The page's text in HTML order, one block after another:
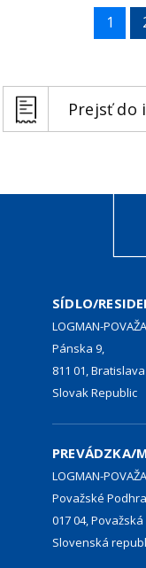
1
Prejsť do
SÍDLO/
LOGMAN-
Pánska 9,
811 01, Bratislava
Slovak Republic
PREVÁDZKA/
LOGMAN-
Považské
017 04,
Slovenská